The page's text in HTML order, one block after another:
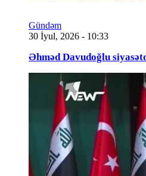
Gündəm
30 İyul, 2026 - 10:33
Əhməd Davudoğlu